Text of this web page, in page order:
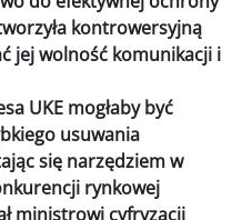
kontrowersyjną
jej wolność komunikacji i
UKE mogłaby być
usuwania
się narzędziem w
rynkowej
ministrowi cyfryzacji